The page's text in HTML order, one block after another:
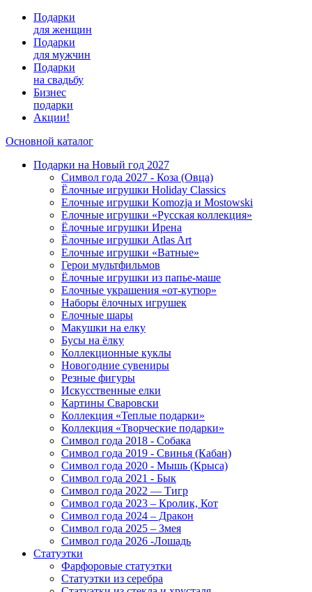
Подарки
для женщин
Подарки
для мужчин
Подарки
на свадьбу
Бизнес
подарки
Акции!
Основной каталог
Подарки на Новый год 2027
Символ года 2027 - Коза (Овца)
Ёлочные игрушки Holiday Classics
Елочные игрушки Komozja и Mostowski
Елочные игрушки «Русская коллекция»
Ёлочные игрушки Ирена
Ёлочные игрушки Atlas Art
Елочные игрушки «Ватные»
Герои мультфильмов
Ёлочные игрушки из папье-маше
Елочные украшения «от-кутюр»
Наборы ёлочных игрушек
Елочные шары
Макушки на елку
Бусы на ёлку
Коллекционные куклы
Новогодние сувениры
Резные фигуры
Искусственные елки
Картины Сваровски
Коллекция «Теплые подарки»
Коллекция «Творческие подарки»
Символ года 2018 - Собака
Символ года 2019 - Свинья (Кабан)
Символ года 2020 - Мышь (Крыса)
Символ года 2021 - Бык
Символ года 2022 — Тигр
Символ года 2023 – Кролик, Кот
Символ года 2024 – Дракон
Символ года 2025 – Змея
Символ года 2026 -Лошадь
Статуэтки
Фарфоровые статуэтки
Статуэтки из серебра